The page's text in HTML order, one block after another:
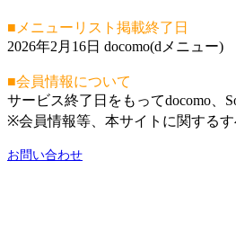
■メニューリスト掲載終了日
2026年2月16日 docomo(dメニュー)
■会員情報について
サービス終了日をもってdocomo、
※会員情報等、本サイトに関する
お問い合わせ